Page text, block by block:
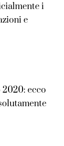
i
e
ecco